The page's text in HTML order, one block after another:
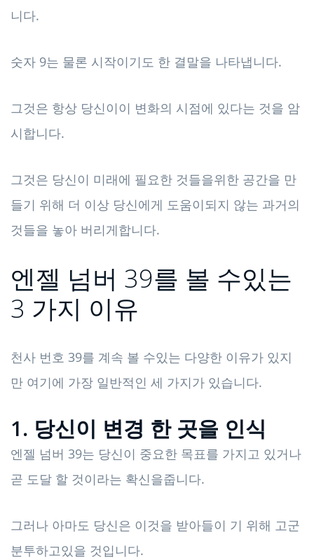
니다.
숫자 9는 물론 시작이기도 한 결말을 나타냅니다.
그것은 항상 당신이이 변화의 시점에 있다는 것을 암
시합니다.
그것은 당신이 미래에 필요한 것들을위한 공간을 만
들기 위해 더 이상 당신에게 도움이되지 않는 과거의
것들을 놓아 버리게합니다.
엔젤 넘버 39를 볼 수있는
3 가지 이유
천사 번호 39를 계속 볼 수있는 다양한 이유가 있지
만 여기에 가장 일반적인 세 ​​가지가 있습니다.
1. 당신이 변경 한 곳을 인식
엔젤 넘버 39는 당신이 중요한 목표를 가지고 있거나
곧 도달 할 것이라는 확신을줍니다.
그러나 아마도 당신은 이것을 받아들이 기 위해 고군
분투하고있을 것입니다.